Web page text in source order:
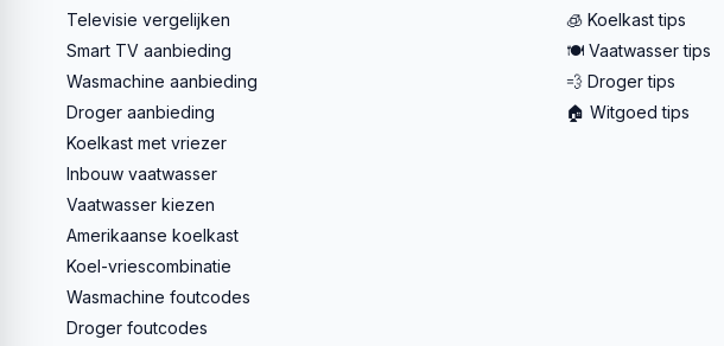
Televisie vergelijken
Smart TV aanbieding
Wasmachine aanbieding
Droger aanbieding
Koelkast met vriezer
Inbouw vaatwasser
Vaatwasser kiezen
Amerikaanse koelkast
Koel-vriescombinatie
Wasmachine foutcodes
Droger foutcodes
🧊 Koelkast tips
🍽️ Vaatwasser tips
💨 Droger tips
🏠 Witgoed tips